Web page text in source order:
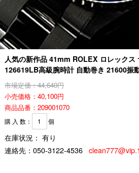
人気の新作品 41mm ROLEX ロレックス
126619LB高級腕時計 自動巻き 21600振
光)
市場定価：44,640円
小売価格：40,100円
商品品番：209001070
購 入 数： 個
在庫状況： 有り
連絡先： 050-3122-4536